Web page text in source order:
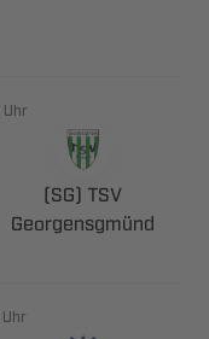
Uhr
 

Uhr